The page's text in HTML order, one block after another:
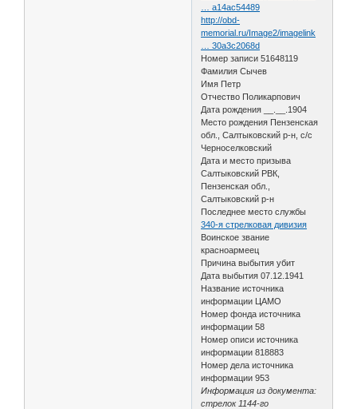
… a14ac54489
http://obd-
memorial.ru/Image2/imagelink
… 30a3c2068d
Номер записи 51648119
Фамилия Сычев
Имя Петр
Отчество Поликарпович
Дата рождения __.__.1904
Место рождения Пензенская
обл., Салтыковский р-н, с/с
Черноселковский
Дата и место призыва
Салтыковский РВК,
Пензенская обл.,
Салтыковский р-н
Последнее место службы
340-я стрелковая дивизия
Воинское звание
красноармеец
Причина выбытия убит
Дата выбытия 07.12.1941
Название источника
информации ЦАМО
Номер фонда источника
информации 58
Номер описи источника
информации 818883
Номер дела источника
информации 953
Информация из документа:
стрелок 1144-го